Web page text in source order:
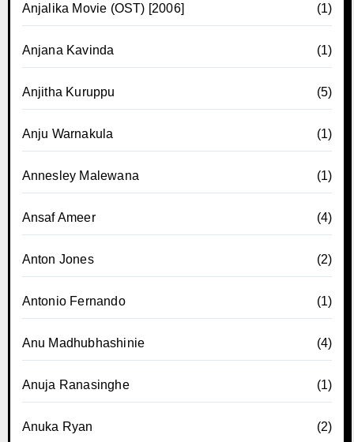
Anjalika Movie (OST) [2006] (1)
Anjana Kavinda (1)
Anjitha Kuruppu (5)
Anju Warnakula (1)
Annesley Malewana (1)
Ansaf Ameer (4)
Anton Jones (2)
Antonio Fernando (1)
Anu Madhubhashinie (4)
Anuja Ranasinghe (1)
Anuka Ryan (2)